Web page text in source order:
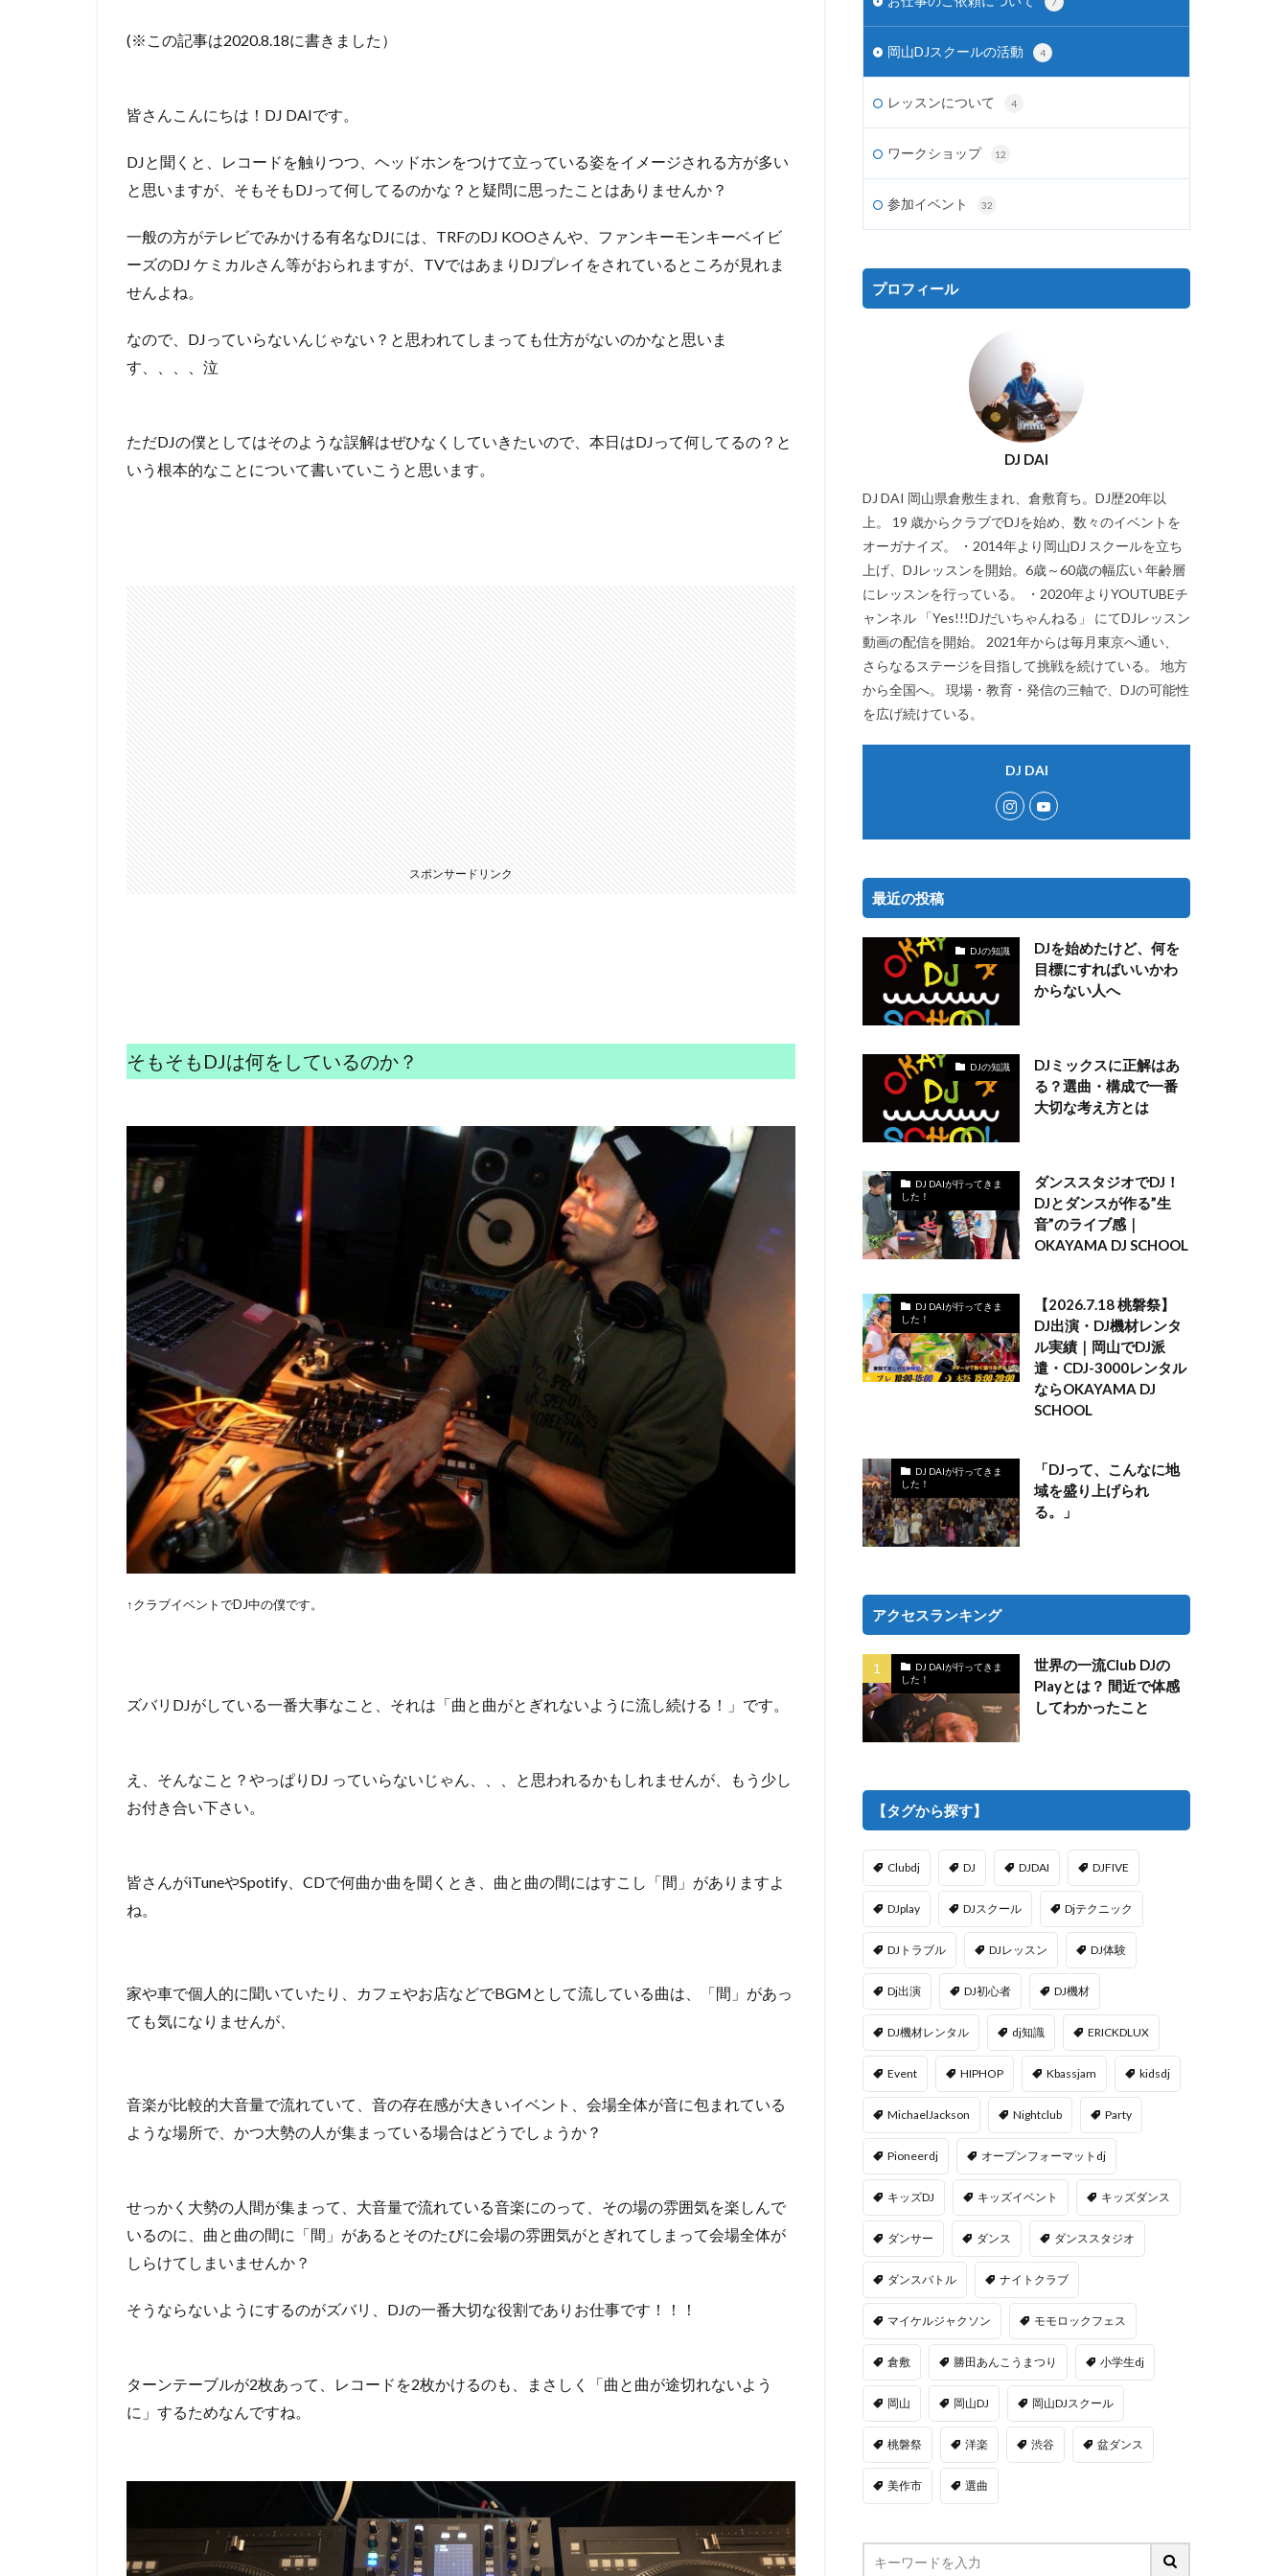
(※この記事は2020.8.18に書きました）
皆さんこんにちは！DJ DAIです。
DJと聞くと、レコードを触りつつ、ヘッドホンをつけて立っている姿をイメージされる方が多い
と思いますが、そもそもDJって何してるのかな？と疑問に思ったことはありませんか？
一般の方がテレビでみかける有名なDJには、TRFのDJ KOOさんや、ファンキーモンキーベイビ
ーズのDJ ケミカルさん等がおられますが、TVではあまりDJプレイをされているところが見れま
せんよね。
なので、DJっていらないんじゃない？と思われてしまっても仕方がないのかなと思いま
す、、、、泣
ただDJの僕としてはそのような誤解はぜひなくしていきたいので、本日はDJって何してるの？と
いう根本的なことについて書いていこうと思います。
スポンサードリンク
そもそもDJは何をしているのか？
↑クラブイベントでDJ中の僕です。
ズバリDJがしている一番大事なこと、それは「曲と曲がとぎれないように流し続ける！」です。
え、そんなこと？やっぱりDJ っていらないじゃん、、、と思われるかもしれませんが、もう少し
お付き合い下さい。
皆さんがiTuneやSpotify、CDで何曲か曲を聞くとき、曲と曲の間にはすこし「間」がありますよ
ね。
家や車で個人的に聞いていたり、カフェやお店などでBGMとして流している曲は、「間」があっ
ても気になりませんが、
音楽が比較的大音量で流れていて、音の存在感が大きいイベント、会場全体が音に包まれている
ような場所で、かつ大勢の人が集まっている場合はどうでしょうか？
せっかく大勢の人間が集まって、大音量で流れている音楽にのって、その場の雰囲気を楽しんで
いるのに、曲と曲の間に「間」があるとそのたびに会場の雰囲気がとぎれてしまって会場全体が
しらけてしまいませんか？
そうならないようにするのがズバリ、DJの一番大切な役割でありお仕事です！！！
ターンテーブルが2枚あって、レコードを2枚かけるのも、まさしく「曲と曲が途切れないよう
に」するためなんですね。
岡山DJスクールの活動 4
レッスンについて 4
ワークショップ 12
参加イベント 32
プロフィール
DJ DAI
DJ DAI 岡山県倉敷生まれ、倉敷育ち。DJ歴20年以
上。 19 歳からクラブでDJを始め、数々のイベントを
オーガナイズ。 ・2014年より岡山DJ スクールを立ち
上げ、DJレッスンを開始。6歳～60歳の幅広い 年齢層
にレッスンを行っている。 ・2020年よりYOUTUBEチ
ャンネル 「Yes!!!DJだいちゃんねる」 にてDJレッスン
動画の配信を開始。 2021年からは毎月東京へ通い、
さらなるステージを目指して挑戦を続けている。 地方
から全国へ。 現場・教育・発信の三軸で、DJの可能性
を広げ続けている。
DJ DAI
最近の投稿
DJの知識
DJを始めたけど、何を
目標にすればいいかわ
からない人へ
DJの知識
DJミックスに正解はあ
る？選曲・構成で一番
大切な考え方とは
DJ DAIが行ってきま
した！
ダンススタジオでDJ！
DJとダンスが作る”生
音”のライブ感｜
OKAYAMA DJ SCHOOL
DJ DAIが行ってきま
した！
【2026.7.18 桃磐祭】
DJ出演・DJ機材レンタ
ル実績｜岡山でDJ派
遣・CDJ-3000レンタル
ならOKAYAMA DJ
SCHOOL
DJ DAIが行ってきま
した！
「DJって、こんなに地
域を盛り上げられ
る。」
アクセスランキング
DJ DAIが行ってきま
した！
世界の一流Club DJの
Playとは？ 間近で体感
してわかったこと
【タグから探す】
Clubdj DJ DJDAI DJFIVE
DJplay DJスクール Djテクニック
DJトラブル DJレッスン DJ体験
Dj出演 DJ初心者 DJ機材
DJ機材レンタル dj知識 ERICKDLUX
Event HIPHOP Kbassjam kidsdj
MichaelJackson Nightclub Party
Pioneerdj オープンフォーマットdj
キッズDJ キッズイベント キッズダンス
ダンサー ダンス ダンススタジオ
ダンスバトル ナイトクラブ
マイケルジャクソン モモロックフェス
倉敷 勝田あんこうまつり 小学生dj
岡山 岡山DJ 岡山DJスクール
桃磐祭 洋楽 渋谷 盆ダンス
美作市 選曲